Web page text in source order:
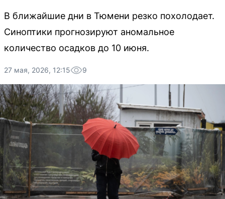
В ближайшие дни в Тюмени резко похолодает.
Синоптики прогнозируют аномальное
количество осадков до 10 июня.
27 мая, 2026, 12:15 9